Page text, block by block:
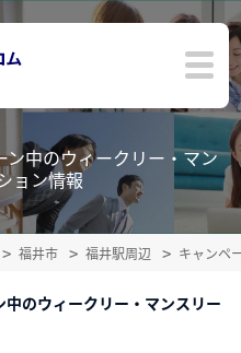
中のウィークリー・マン
ョン情報
福井市 福井駅周辺 キャンペ
のウィークリー・マンスリー